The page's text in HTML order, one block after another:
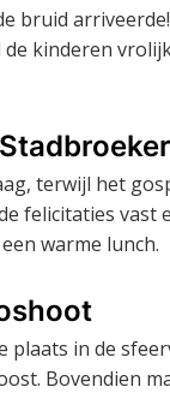
bruid
kinderen
terwijl het
felicitaties
warme lunch.
in de
Bovendien